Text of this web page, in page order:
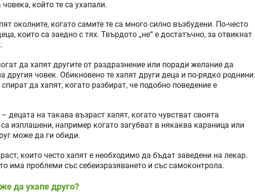
който те са ухапали.
околните, когато самите те са много силно възбудени. По-често
които са заедно с тях. Твърдото „не“ е достатъчно, за отвикнат
да хапят другите от раздразнение или поради желание да
другия човек. Обикновено те хапят други деца и по-рядко роднини.
да хапят, когато разбират, че подобно поведение е
– децата на такава възраст хапят, когато чувстват своята
изплашени, например когато загубват в някаква караница или
може да ги обиди.
които често хапят е необходимо да бъдат заведени на лекар.
има проблеми със себеизразяването и със самоконтрола.
да ухапе друго?